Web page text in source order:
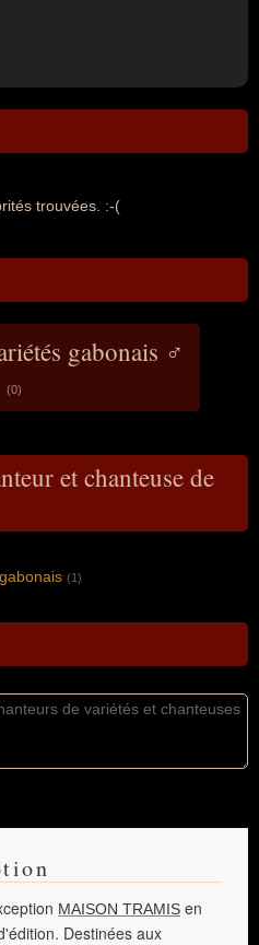
trouvées. :-(
gabonais ♂
(0)
et chanteuse de
(1)
MAISON TRAMIS en
Destinées aux